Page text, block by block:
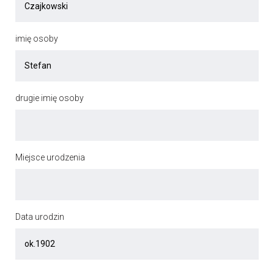
imię osoby
drugie imię osoby
Miejsce urodzenia
Data urodzin